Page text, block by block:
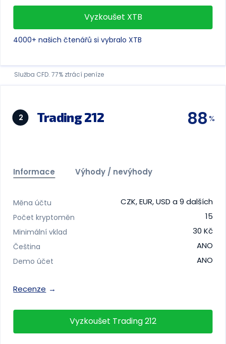
Vyzkoušet XTB
4000+ našich čtenářů si vybralo XTB
Služba CFD. 77% ztrácí peníze
2 Trading 212 88
Informace Výhody / nevýhody
Měna účtu CZK, EUR, USD a 9 dalších
Počet kryptoměn 15
Minimální vklad 30 Kč
Čeština ANO
Demo účet ANO
Recenze
Vyzkoušet Trading 212